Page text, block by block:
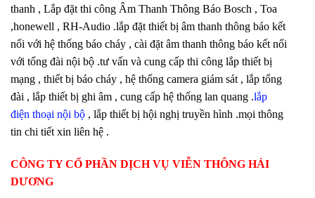
thanh , Lắp đặt thi công Âm Thanh Thông Báo Bosch , Toa
,honewell , RH-Audio .lắp đặt thiết bị âm thanh thông báo kết
nối với hệ thống báo cháy , cài đặt âm thanh thông báo kết nối
với tổng đài nội bộ .tư vấn và cung cấp thi công lắp thiết bị
mạng , thiết bị báo cháy , hệ thống camera giám sát , lắp tổng
đài , lắp thiết bị ghi âm , cung cấp hệ thống lan quang .lắp
điện thoại nội bộ , lắp thiết bị hội nghị truyền hình .mọi thông
tin chi tiết xin liên hệ .
CÔNG TY CỔ PHẦN DỊCH VỤ VIỄN THÔNG HẢI
DƯƠNG